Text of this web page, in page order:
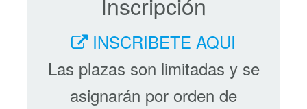
INSCRIBETE AQUI
Las plazas son limitadas y se
asignarán por orden de